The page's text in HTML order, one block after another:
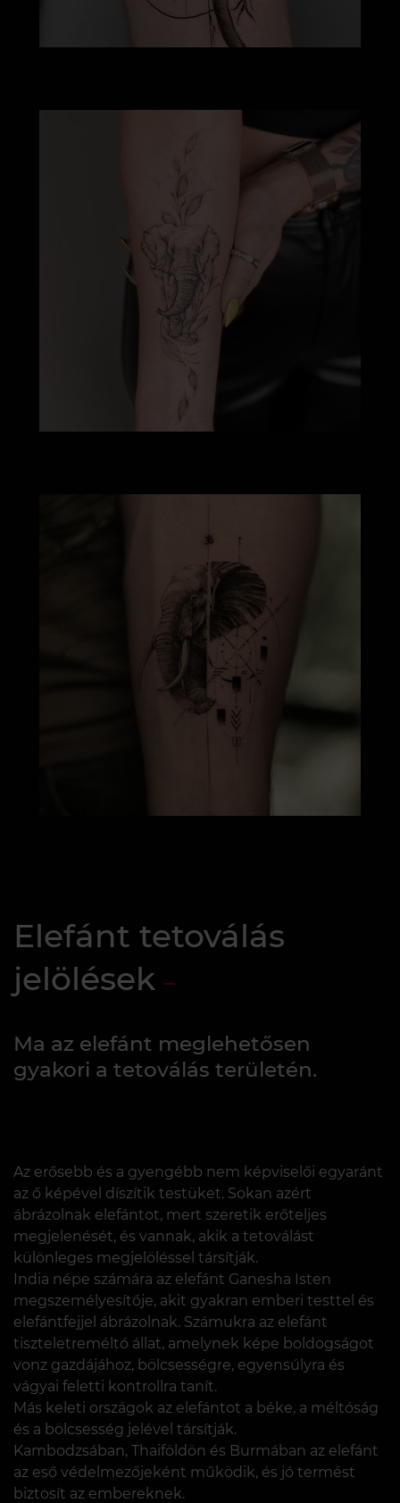
Elefánt tetoválás
jelölések
Ma az elefánt meglehetősen
gyakori a tetoválás területén.
Az erősebb és a gyengébb nem képviselői egyaránt
az ő képével díszítik testüket. Sokan azért
ábrázolnak elefántot, mert szeretik erőteljes
megjelenését, és vannak, akik a tetoválást
különleges megjelöléssel társítják.
India népe számára az elefánt Ganesha Isten
megszemélyesítője, akit gyakran emberi testtel és
elefántfejjel ábrázolnak. Számukra az elefánt
tiszteletreméltó állat, amelynek képe boldogságot
vonz gazdájához, bölcsességre, egyensúlyra és
vágyai feletti kontrollra tanít.
Más keleti országok az elefántot a béke, a méltóság
és a bölcsesség jelével társítják.
Kambodzsában, Thaiföldön és Burmában az elefánt
az eső védelmezőjeként működik, és jó termést
biztosít az embereknek.